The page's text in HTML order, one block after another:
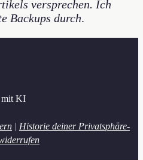
versprechen. Ich
Backups durch.
mit KI
| Historie deiner Privatsphäre-